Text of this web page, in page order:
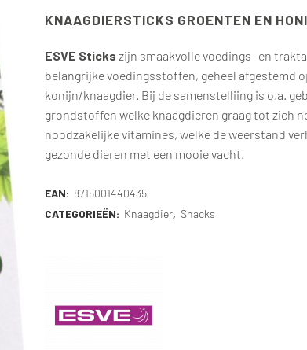
KNAAGDIERSTICKS GROENTEN EN
ESVE Sticks zijn smaakvolle voedings- en
belangrijke voedingsstoffen, geheel afgestemd
konijn/knaagdier. Bij de samenstelliing is o.a.
grondstoffen welke knaagdieren graag tot zich
noodzakelijke vitamines, welke de weerstand
gezonde dieren met een mooie vacht.
EAN: 8715001440435
CATEGORIEËN: Knaagdier, Snacks